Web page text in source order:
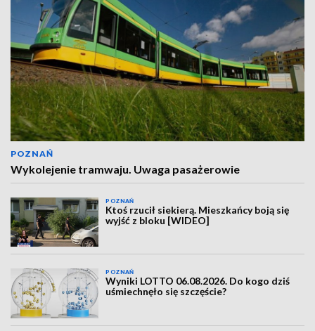
POZNAŃ
Wykolejenie tramwaju. Uwaga pasażerowie
POZNAŃ
Ktoś rzucił siekierą. Mieszkańcy boją się
wyjść z bloku [WIDEO]
POZNAŃ
Wyniki LOTTO 06.08.2026. Do kogo dziś
uśmiechnęło się szczęście?